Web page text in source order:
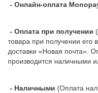
- Онлайн-оплата
- Оплата при получении
товара при получении его
доставки «Новая почта».
производится наличными
- Наличными (Оплата